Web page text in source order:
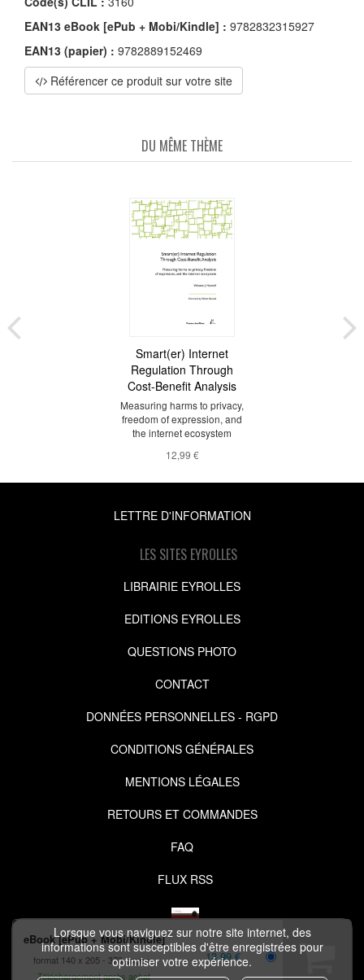
Lorsque vous naviguez sur notre site internet, des
informations sont susceptibles d'être enregistrées pour
optimiser votre expérience.
eBook [ePub + Mobi/Kindle]
format 140 x 205
376 pages
Téléchargement après achat
13,99 €
EAN13 eBook [ePub + Mobi/Kindle] : 9782832315927
EAN13 (papier) : 9782889152469
Référencer ce produit sur votre site
DU MÊME THÈME
Smart(er) Internet
Regulation Through
Cost-Benefit Analysis
Measuring harms to privacy,
freedom of expression, and
the internet ecosystem
12,99 €
LETTRE D'INFORMATION
LES SITES EYROLLES
LIBRAIRIE EYROLLES
EDITIONS EYROLLES
QUESTIONS PHOTO
CONTACT
DONNÉES PERSONNELLES - RGPD
CONDITIONS GÉNÉRALES
MENTIONS LÉGALES
RETOURS ET COMMANDES
FAQ
FLUX RSS
COPYRIGHT © 2026 IZIBOOK.EYROLLES.COM ET NUXOS PUBLISHING